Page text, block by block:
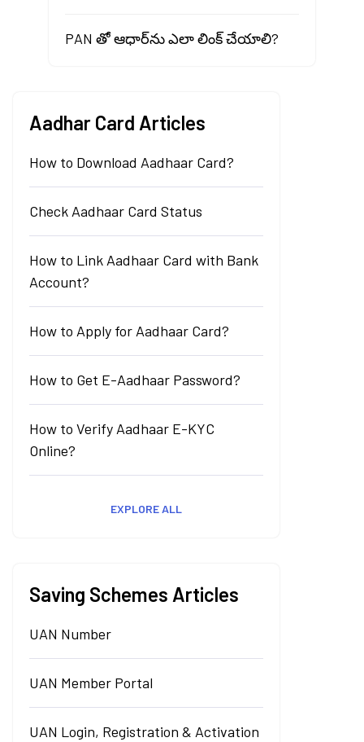
PAN తో ఆధార్‌ను ఎలా లింక్ చేయాలి?
Aadhar Card Articles
How to Download Aadhaar Card?
Check Aadhaar Card Status
How to Link Aadhaar Card with Bank
Account?
How to Apply for Aadhaar Card?
How to Get E-Aadhaar Password?
How to Verify Aadhaar E-KYC
Online?
EXPLORE ALL
Saving Schemes Articles
UAN Number
UAN Member Portal
UAN Login, Registration & Activation